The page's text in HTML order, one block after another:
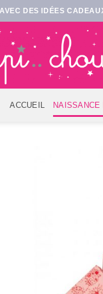
DES IDÉES
ACCUEIL NAISSANCE